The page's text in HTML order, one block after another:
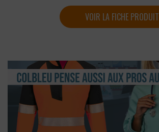
VOIR LA FICHE PRODUIT